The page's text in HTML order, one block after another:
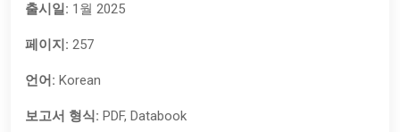
출시일: 1월 2025
페이지: 257
언어: Korean
보고서 형식: PDF, Databook